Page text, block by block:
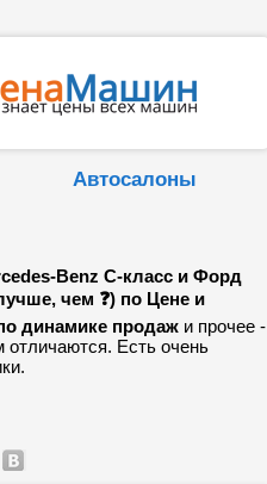
Автосалоны
Benz C-класс и Форд
чем ❓) по Цене и
динамике продаж и прочее -
отличаются. Есть очень